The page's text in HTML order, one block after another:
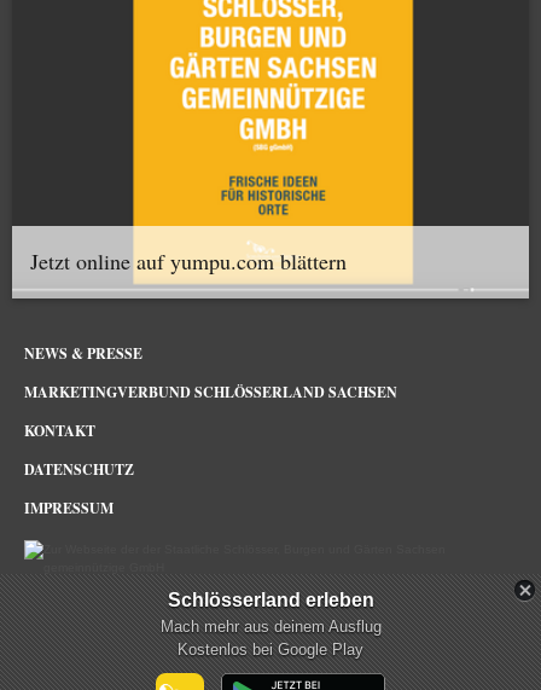
Jetzt online auf yumpu.com blättern
NEWS & PRESSE
MARKETINGVERBUND SCHLÖSSERLAND SACHSEN
KONTAKT
DATENSCHUTZ
IMPRESSUM
Schlösserland Sachsen im Netz
Schlösserland erleben
Mach mehr aus deinem Ausflug
Kostenlos bei Google Play